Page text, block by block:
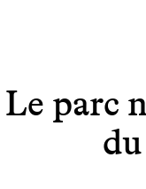
Le parc